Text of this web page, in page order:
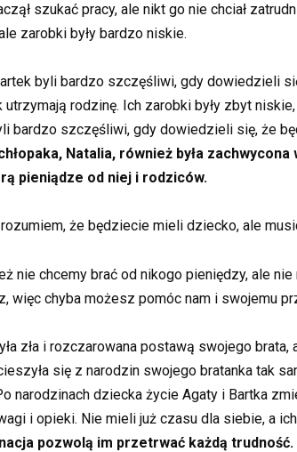
szukać pracy, ale nikt go nie chciał
zarobki były bardzo niskie.
byli bardzo szczęśliwi, gdy dowiedzieli
utrzymają rodzinę. Ich zarobki były zbyt
bardzo szczęśliwi, gdy dowiedzieli się, że
Natalia, również była
pieniądze od niej i rodziców.
że będziecie mieli dziecko, ale
nie chcemy brać od nikogo pieniędzy, ale
więc chyba możesz pomóc nam i swojemu
zła i rozczarowana postawą swojego
się z narodzin swojego bratanka tak
narodzinach dziecka życie Agaty i Bartka
i opieki. Nie mieli już czasu dla siebie, a
pozwolą im przetrwać każdą trudność.